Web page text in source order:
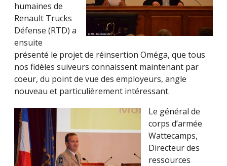
humaines de
Renault Trucks
Défense (RTD) a
ensuite
présenté le projet de réinsertion Oméga, que tous
nos fidèles suiveurs connaissent maintenant par
coeur, du point de vue des employeurs, angle
nouveau et particulièrement intéressant.
Le général de
corps d’armée
Wattecamps,
Directeur des
ressources